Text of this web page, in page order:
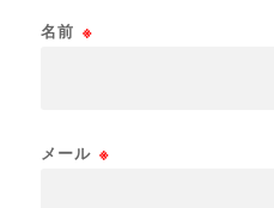
名前 ※
メール ※